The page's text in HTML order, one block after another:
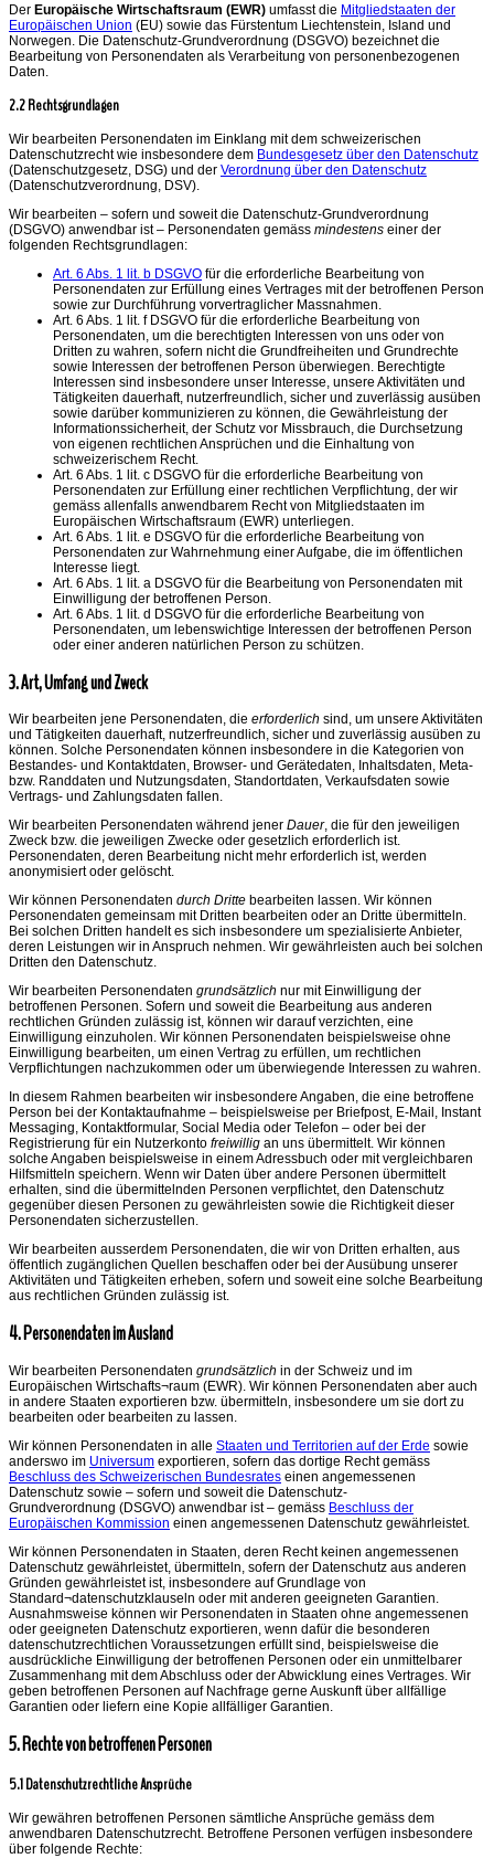
Der Europäische Wirtschaftsraum (EWR) umfasst die Mitgliedstaaten der
Europäischen Union (EU) sowie das Fürstentum Liechtenstein, Island und
Norwegen. Die Datenschutz-Grundverordnung (DSGVO) bezeichnet die
Bearbeitung von Personendaten als Verarbeitung von personenbezogenen
Daten.
2.2 Rechtsgrundlagen
Wir bearbeiten Personendaten im Einklang mit dem schweizerischen
Datenschutzrecht wie insbesondere dem Bundesgesetz über den Datenschutz
(Datenschutzgesetz, DSG) und der Verordnung über den Datenschutz
(Datenschutzverordnung, DSV).
Wir bearbeiten – sofern und soweit die Datenschutz-Grundverordnung
(DSGVO) anwendbar ist – Personendaten gemäss mindestens einer der
folgenden Rechtsgrundlagen:
Art. 6 Abs. 1 lit. b DSGVO für die erforderliche Bearbeitung von
Personendaten zur Erfüllung eines Vertrages mit der betroffenen Person
sowie zur Durchführung vorvertraglicher Massnahmen.
Art. 6 Abs. 1 lit. f DSGVO für die erforderliche Bearbeitung von
Personendaten, um die berechtigten Interessen von uns oder von
Dritten zu wahren, sofern nicht die Grundfreiheiten und Grundrechte
sowie Interessen der betroffenen Person überwiegen. Berechtigte
Interessen sind insbesondere unser Interesse, unsere Aktivitäten und
Tätigkeiten dauerhaft, nutzerfreundlich, sicher und zuverlässig ausüben
sowie darüber kommunizieren zu können, die Gewährleistung der
Informationssicherheit, der Schutz vor Missbrauch, die Durchsetzung
von eigenen rechtlichen Ansprüchen und die Einhaltung von
schweizerischem Recht.
Art. 6 Abs. 1 lit. c DSGVO für die erforderliche Bearbeitung von
Personendaten zur Erfüllung einer rechtlichen Verpflichtung, der wir
gemäss allenfalls anwendbarem Recht von Mitgliedstaaten im
Europäischen Wirtschaftsraum (EWR) unterliegen.
Art. 6 Abs. 1 lit. e DSGVO für die erforderliche Bearbeitung von
Personendaten zur Wahrnehmung einer Aufgabe, die im öffentlichen
Interesse liegt.
Art. 6 Abs. 1 lit. a DSGVO für die Bearbeitung von Personendaten mit
Einwilligung der betroffenen Person.
Art. 6 Abs. 1 lit. d DSGVO für die erforderliche Bearbeitung von
Personendaten, um lebenswichtige Interessen der betroffenen Person
oder einer anderen natürlichen Person zu schützen.
3. Art, Umfang und Zweck
Wir bearbeiten jene Personendaten, die erforderlich sind, um unsere Aktivitäten
und Tätigkeiten dauerhaft, nutzerfreundlich, sicher und zuverlässig ausüben zu
können. Solche Personendaten können insbesondere in die Kategorien von
Bestandes- und Kontaktdaten, Browser- und Gerätedaten, Inhaltsdaten, Meta-
bzw. Randdaten und Nutzungsdaten, Standortdaten, Verkaufsdaten sowie
Vertrags- und Zahlungsdaten fallen.
Wir bearbeiten Personendaten während jener Dauer, die für den jeweiligen
Zweck bzw. die jeweiligen Zwecke oder gesetzlich erforderlich ist.
Personendaten, deren Bearbeitung nicht mehr erforderlich ist, werden
anonymisiert oder gelöscht.
Wir können Personendaten durch Dritte bearbeiten lassen. Wir können
Personendaten gemeinsam mit Dritten bearbeiten oder an Dritte übermitteln.
Bei solchen Dritten handelt es sich insbesondere um spezialisierte Anbieter,
deren Leistungen wir in Anspruch nehmen. Wir gewährleisten auch bei solchen
Dritten den Datenschutz.
Wir bearbeiten Personendaten grundsätzlich nur mit Einwilligung der
betroffenen Personen. Sofern und soweit die Bearbeitung aus anderen
rechtlichen Gründen zulässig ist, können wir darauf verzichten, eine
Einwilligung einzuholen. Wir können Personendaten beispielsweise ohne
Einwilligung bearbeiten, um einen Vertrag zu erfüllen, um rechtlichen
Verpflichtungen nachzukommen oder um überwiegende Interessen zu wahren.
In diesem Rahmen bearbeiten wir insbesondere Angaben, die eine betroffene
Person bei der Kontaktaufnahme – beispielsweise per Briefpost, E-Mail, Instant
Messaging, Kontaktformular, Social Media oder Telefon – oder bei der
Registrierung für ein Nutzerkonto freiwillig an uns übermittelt. Wir können
solche Angaben beispielsweise in einem Adressbuch oder mit vergleichbaren
Hilfsmitteln speichern. Wenn wir Daten über andere Personen übermittelt
erhalten, sind die übermittelnden Personen verpflichtet, den Datenschutz
gegenüber diesen Personen zu gewährleisten sowie die Richtigkeit dieser
Personendaten sicherzustellen.
Wir bearbeiten ausserdem Personendaten, die wir von Dritten erhalten, aus
öffentlich zugänglichen Quellen beschaffen oder bei der Ausübung unserer
Aktivitäten und Tätigkeiten erheben, sofern und soweit eine solche Bearbeitung
aus rechtlichen Gründen zulässig ist.
4. Personendaten im Ausland
Wir bearbeiten Personendaten grundsätzlich in der Schweiz und im
Europäischen Wirtschafts¬raum (EWR). Wir können Personendaten aber auch
in andere Staaten exportieren bzw. übermitteln, insbesondere um sie dort zu
bearbeiten oder bearbeiten zu lassen.
Wir können Personendaten in alle Staaten und Territorien auf der Erde sowie
anderswo im Universum exportieren, sofern das dortige Recht gemäss
Beschluss des Schweizerischen Bundesrates einen angemessenen
Datenschutz sowie – sofern und soweit die Datenschutz-
Grundverordnung (DSGVO) anwendbar ist – gemäss Beschluss der
Europäischen Kommission einen angemessenen Datenschutz gewährleistet.
Wir können Personendaten in Staaten, deren Recht keinen angemessenen
Datenschutz gewährleistet, übermitteln, sofern der Datenschutz aus anderen
Gründen gewährleistet ist, insbesondere auf Grundlage von
Standard¬datenschutzklauseln oder mit anderen geeigneten Garantien.
Ausnahmsweise können wir Personendaten in Staaten ohne angemessenen
oder geeigneten Datenschutz exportieren, wenn dafür die besonderen
datenschutzrechtlichen Voraussetzungen erfüllt sind, beispielsweise die
ausdrückliche Einwilligung der betroffenen Personen oder ein unmittelbarer
Zusammenhang mit dem Abschluss oder der Abwicklung eines Vertrages. Wir
geben betroffenen Personen auf Nachfrage gerne Auskunft über allfällige
Garantien oder liefern eine Kopie allfälliger Garantien.
5. Rechte von betroffenen Personen
5.1 Datenschutzrechtliche Ansprüche
Wir gewähren betroffenen Personen sämtliche Ansprüche gemäss dem
anwendbaren Datenschutzrecht. Betroffene Personen verfügen insbesondere
über folgende Rechte: